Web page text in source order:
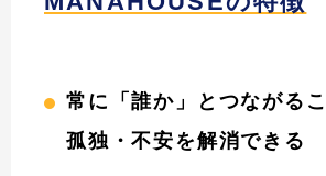
常に「誰か」とつながる
孤独・不安を解消できる